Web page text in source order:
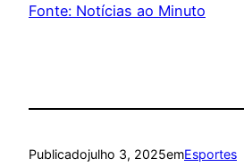
Fonte: Notícias ao Minuto
Publicadojulho 3, 2025emEsportes